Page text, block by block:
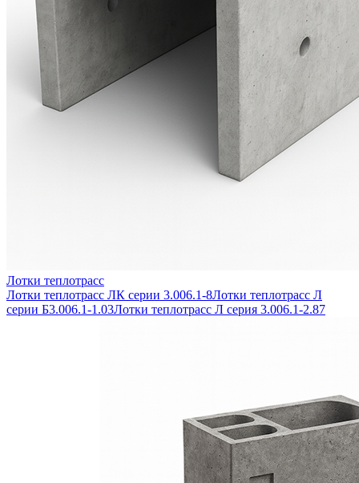
Лотки теплотрасс
Лотки теплотрасс ЛК серии 3.006.1-8Лотки теплотрасс Л
серии Б3.006.1-1.03Лотки теплотрасс Л серия 3.006.1-2.87